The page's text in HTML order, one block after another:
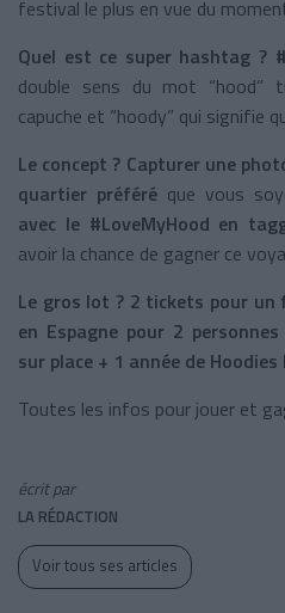
festival le plus en vue du
Quel est ce super hashtag ?
double sens du mot “hood”
capuche et “hoody” qui signifie
Le concept ? Capturer une
quartier préféréque vous
avec le #LoveMyHood en
avoir la chance de gagner ce
Le gros lot ? 2 tickets pour
en Espagne pour 2
sur place + 1 année de
Toutes les infos pour jouer et
écrit par
LA RÉDACTION
Voir tous ses articles